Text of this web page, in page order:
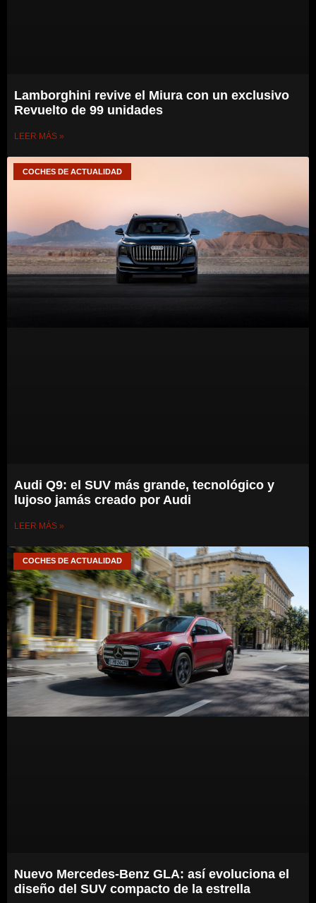
Lamborghini revive el Miura con un exclusivo
Revuelto de 99 unidades
LEER MÁS »
COCHES DE ACTUALIDAD
Audi Q9: el SUV más grande, tecnológico y
lujoso jamás creado por Audi
LEER MÁS »
COCHES DE ACTUALIDAD
Nuevo Mercedes-Benz GLA: así evoluciona el
diseño del SUV compacto de la estrella